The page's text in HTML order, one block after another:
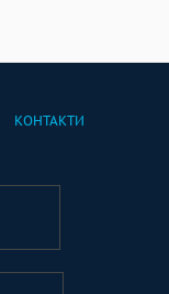
КОНТАКТИ